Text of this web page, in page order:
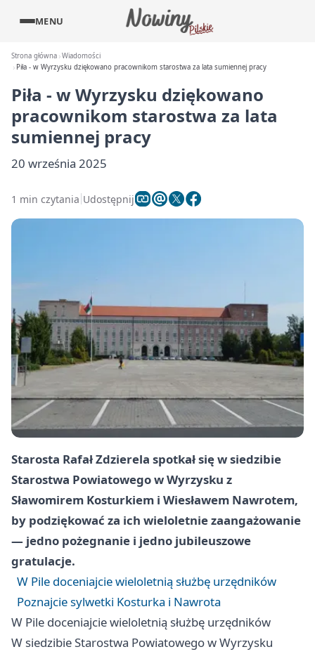
MENU
Strona główna Wiadomości
Piła - w Wyrzysku dziękowano pracownikom starostwa za lata sumiennej pracy
Piła - w Wyrzysku dziękowano
pracownikom starostwa za lata
sumiennej pracy
20 września 2025
1 min czytania Udostępnij
Starosta Rafał Zdzierela spotkał się w siedzibie
Starostwa Powiatowego w Wyrzysku z
Sławomirem Kosturkiem i Wiesławem Nawrotem,
by podziękować za ich wieloletnie zaangażowanie
— jedno pożegnanie i jedno jubileuszowe
gratulacje.
W Pile doceniajcie wieloletnią służbę urzędników
Poznajcie sylwetki Kosturka i Nawrota
W Pile doceniajcie wieloletnią służbę urzędników
W siedzibie Starostwa Powiatowego w Wyrzysku